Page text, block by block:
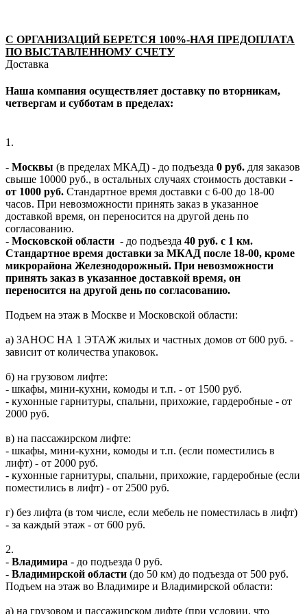
С ОРГАНИЗАЦИЙ БЕРЕТСЯ 100%-НАЯ ПРЕДОПЛАТА
ПО ВЫСТАВЛЕННОМУ СЧЕТУ
Доставка
Наша компания осуществляет доставку по вторникам,
четвергам и субботам в пределах:
1.
- Москвы (в пределах МКАД) - до подъезда 0 руб. для заказов
свыше 10000 руб., в остальных случаях стоимость доставки -
от 1000 руб. Стандартное время доставки с 6-00 до 18-00
часов. При невозможности принять заказ в указанное
доставкой время, он переносится на другой день по
согласованию.
- Московской области - до подъезда 40 руб. с 1 км.
Стандартное время доставки за МКАД после 18-00, кроме
микрорайона Железнодорожный. При невозможности
принять заказ в указанное доставкой время, он
переносится на другой день по согласованию.
Подъем на этаж в Москве и Московской области:
а) ЗАНОС НА 1 ЭТАЖ жилых и частных домов от 600 руб. -
зависит от количества упаковок.
б) на грузовом лифте:
- шкафы, мини-кухни, комоды и т.п. - от 1500 руб.
- кухонные гарнитуры, спальни, прихожие, гардеробные - от
2000 руб.
в) на пассажирском лифте:
- шкафы, мини-кухни, комоды и т.п. (если поместились в
лифт) - от 2000 руб.
- кухонные гарнитуры, спальни, прихожие, гардеробные (если
поместились в лифт) - от 2500 руб.
г) без лифта (в том числе, если мебель не поместилась в лифт)
- за каждый этаж - от 600 руб.
2.
- Владимира - до подъезда 0 руб.
- Владимирской области (до 50 км) до подъезда от 500 руб.
Подъем на этаж во Владимире и Владимирской области:
а) на грузовом и пассажирском лифте (при условии, что